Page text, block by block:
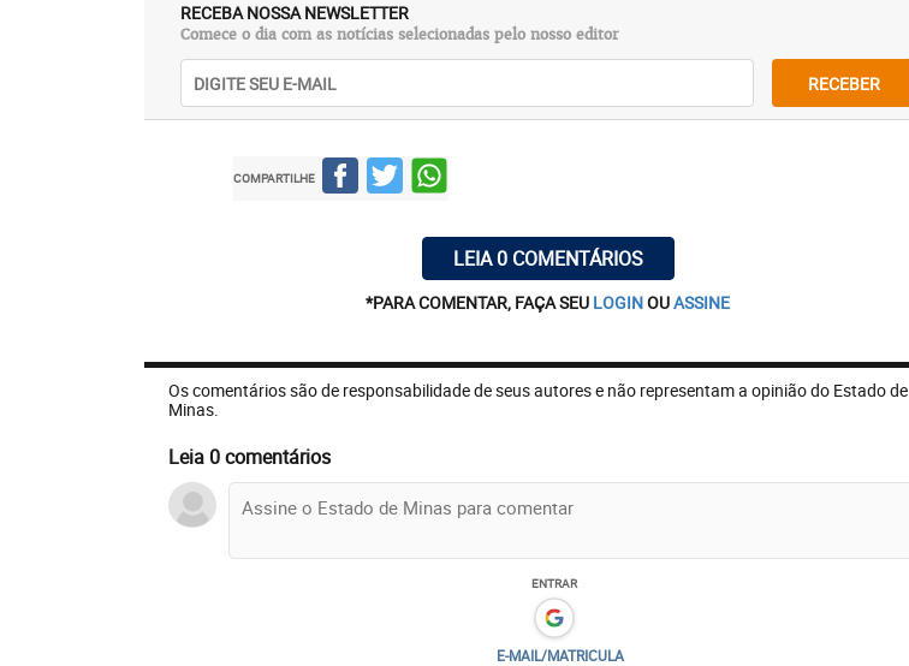
RECEBA NOSSA NEWSLETTER
Comece o dia com as notícias selecionadas pelo nosso editor
RECEBER
COMPARTILHE
LEIA 0 COMENTÁRIOS
*PARA COMENTAR, FAÇA SEU LOGINOUASSINE
Os comentários são de responsabilidade de seus autores e não representam a opinião do Estado de
Minas.
Leia 0 comentários
ENTRAR
E-MAIL/MATRICULA